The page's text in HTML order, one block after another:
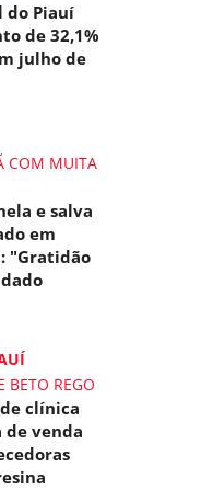
do Piauí
de 32,1%
julho de
COM MUITA
e salva
em
"Gratidão
BETO REGO
clínica
de venda